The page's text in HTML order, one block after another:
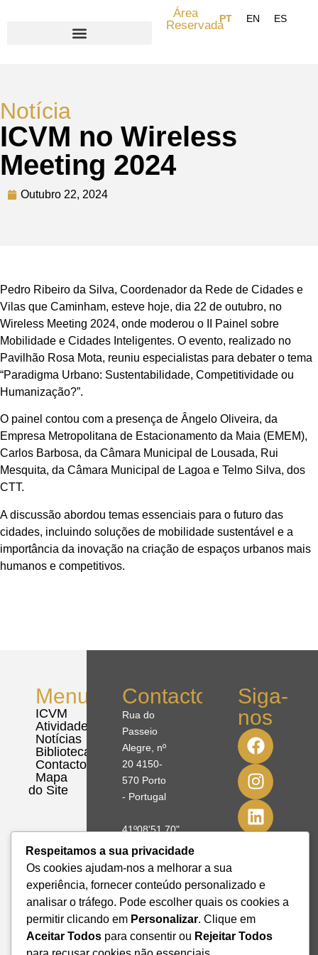
Área
Reservada
Notícia
ICVM no Wireless
Meeting 2024
Outubro 22, 2024
Pedro Ribeiro da Silva, Coordenador da Rede de Cidades e
Vilas que Caminham, esteve hoje, dia 22 de outubro, no
Wireless Meeting 2024, onde moderou o II Painel sobre
Mobilidade e Cidades Inteligentes. O evento, realizado no
Pavilhão Rosa Mota, reuniu especialistas para debater o tema
“Paradigma Urbano: Sustentabilidade, Competitividade ou
Humanização?”.
O painel contou com a presença de Ângelo Oliveira, da
Empresa Metropolitana de Estacionamento da Maia (EMEM),
Carlos Barbosa, da Câmara Municipal de Lousada, Rui
Mesquita, da Câmara Municipal de Lagoa e Telmo Silva, dos
CTT.
A discussão abordou temas essenciais para o futuro das
cidades, incluindo soluções de mobilidade sustentável e a
importância da inovação na criação de espaços urbanos mais
humanos e competitivos.
Menu
ICVM
Atividades
Notícias
Biblioteca
Contactos
Mapa
do Site
Contactos
Rua do
Passeio
Alegre, nº
20 4150-
570 Porto
- Portugal
41º08'51,70"
8º39'41,76"
geral@institutodemobilidade.org
Siga-
nos
Respeitamos a sua privacidade
Os cookies ajudam-nos a melhorar a sua
experiência, fornecer conteúdo personalizado e
analisar o tráfego. Pode escolher quais os cookies a
permitir clicando em Personalizar. Clique em
Aceitar Todos para consentir ou Rejeitar Todos